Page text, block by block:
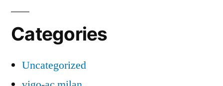
Categories
Uncategorized